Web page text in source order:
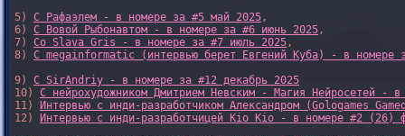
5) С Рафаэлем - в номере за #5 май 2025,
6) С Вовой Рыбонавтом - в номере за #6 июнь 2025,
7) Со Slava Gris - в номере за #7 июль 2025,
8) С megainformatic (интервью берет Евгений Куба) - в номере
9) С SirAndriy - в номере за #12 декабрь 2025
10) С нейрохудожником Дмитрием Невским - Магия Нейросетей -
11)
Интервью с инди-разработчиком Александром (Gologames
12)
Интервью с инди-разработчицей Kio Kio - в номере #2 (26)